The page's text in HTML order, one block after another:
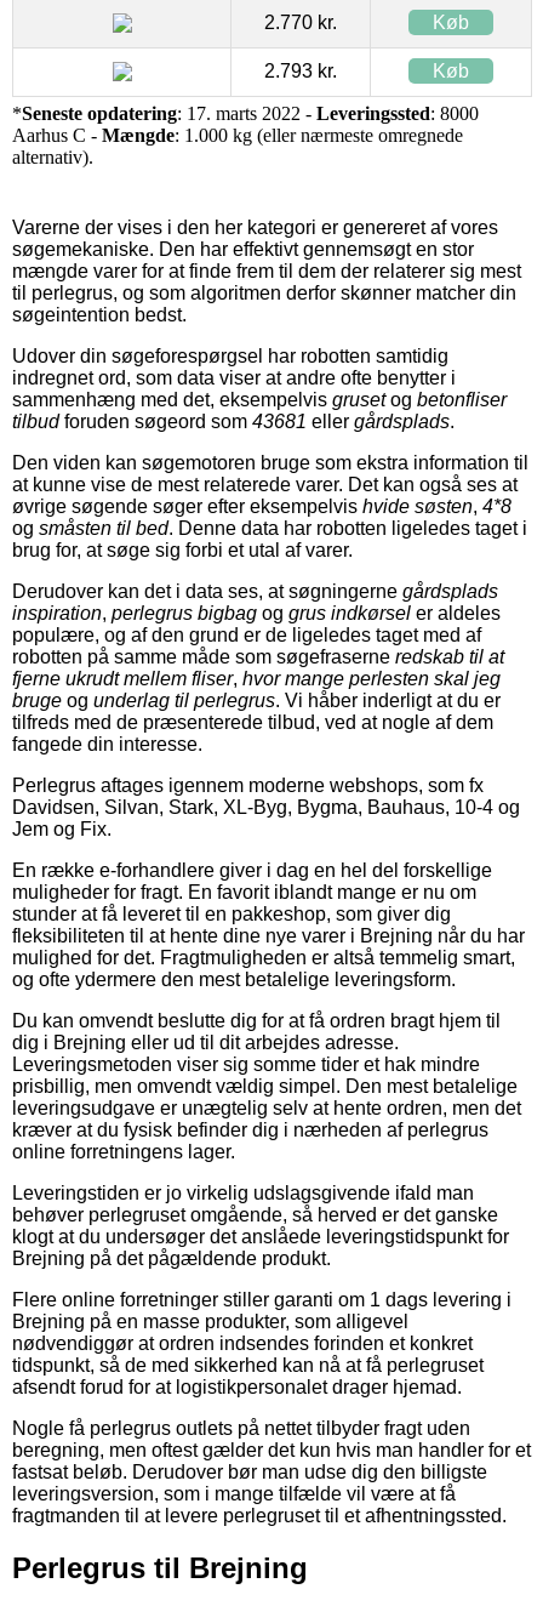
2.770 kr. Køb
2.793 kr. Køb
*Seneste opdatering: 17. marts 2022 - Leveringssted: 8000
Aarhus C - Mængde: 1.000 kg (eller nærmeste omregnede
alternativ).
Varerne der vises i den her kategori er genereret af vores
søgemekaniske. Den har effektivt gennemsøgt en stor
mængde varer for at finde frem til dem der relaterer sig mest
til perlegrus, og som algoritmen derfor skønner matcher din
søgeintention bedst.
Udover din søgeforespørgsel har robotten samtidig
indregnet ord, som data viser at andre ofte benytter i
sammenhæng med det, eksempelvis grusetog betonfliser
tilbudforuden søgeord som 43681 eller gårdsplads.
Den viden kan søgemotoren bruge som ekstra information til
at kunne vise de mest relaterede varer. Det kan også ses at
øvrige søgende søger efter eksempelvis hvide søsten, 4*8
og småsten til bed. Denne data har robotten ligeledes taget i
brug for, at søge sig forbi et utal af varer.
Derudover kan det i data ses, at søgningerne gårdsplads
inspiration, perlegrus bigbag og grus indkørsel er aldeles
populære, og af den grund er de ligeledes taget med af
robotten på samme måde som søgefraserne redskab til at
fjerne ukrudt mellem fliser, hvor mange perlesten skal jeg
bruge og underlag til perlegrus. Vi håber inderligt at du er
tilfreds med de præsenterede tilbud, ved at nogle af dem
fangede din interesse.
Perlegrus aftages igennem moderne webshops, som fx
Davidsen, Silvan, Stark, XL-Byg, Bygma, Bauhaus, 10-4 og
Jem og Fix.
En række e-forhandlere giver i dag en hel del forskellige
muligheder for fragt. En favorit iblandt mange er nu om
stunder at få leveret til en pakkeshop, som giver dig
fleksibiliteten til at hente dine nye varer i Brejning når du har
mulighed for det. Fragtmuligheden er altså temmelig smart,
og ofte ydermere den mest betalelige leveringsform.
Du kan omvendt beslutte dig for at få ordren bragt hjem til
dig i Brejning eller ud til dit arbejdes adresse.
Leveringsmetoden viser sig somme tider et hak mindre
prisbillig, men omvendt vældig simpel. Den mest betalelige
leveringsudgave er unægtelig selv at hente ordren, men det
kræver at du fysisk befinder dig i nærheden af perlegrus
online forretningens lager.
Leveringstiden er jo virkelig udslagsgivende ifald man
behøver perlegruset omgående, så herved er det ganske
klogt at du undersøger det anslåede leveringstidspunkt for
Brejning på det pågældende produkt.
Flere online forretninger stiller garanti om 1 dags levering i
Brejning på en masse produkter, som alligevel
nødvendiggør at ordren indsendes forinden et konkret
tidspunkt, så de med sikkerhed kan nå at få perlegruset
afsendt forud for at logistikpersonalet drager hjemad.
Nogle få perlegrus outlets på nettet tilbyder fragt uden
beregning, men oftest gælder det kun hvis man handler for et
fastsat beløb. Derudover bør man udse dig den billigste
leveringsversion, som i mange tilfælde vil være at få
fragtmanden til at levere perlegruset til et afhentningssted.
Perlegrus til Brejning